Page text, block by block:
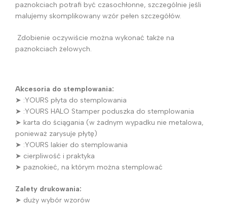
paznokciach potrafi być czasochłonne, szczególnie jeśli
malujemy skomplikowany wzór pełen szczegółów.
Zdobienie oczywiście można wykonać także na
paznokciach żelowych.
Akcesoria do stemplowania:
➤ :YOURS płyta do stemplowania
➤ :YOURS HALO Stamper poduszka do stemplowania
➤ karta do ściągania (w żadnym wypadku nie metalowa,
ponieważ zarysuje płytę)
➤ :YOURS lakier do stemplowania
➤ cierpliwość i praktyka
➤ paznokieć, na którym można stemplować
Zalety drukowania:
➤ duży wybór wzorów